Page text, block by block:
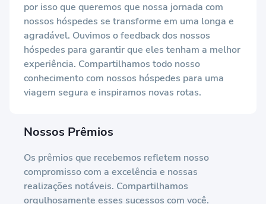
por isso que queremos que nossa jornada com
nossos hóspedes se transforme em uma longa e
agradável. Ouvimos o feedback dos nossos
hóspedes para garantir que eles tenham a melhor
experiência. Compartilhamos todo nosso
conhecimento com nossos hóspedes para uma
viagem segura e inspiramos novas rotas.
Nossos Prêmios
Os prêmios que recebemos refletem nosso
compromisso com a excelência e nossas
realizações notáveis. Compartilhamos
orgulhosamente esses sucessos com você.